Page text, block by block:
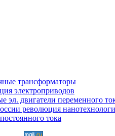
трансформаторы
электроприводов
эл. двигатели переменного
революция
тока